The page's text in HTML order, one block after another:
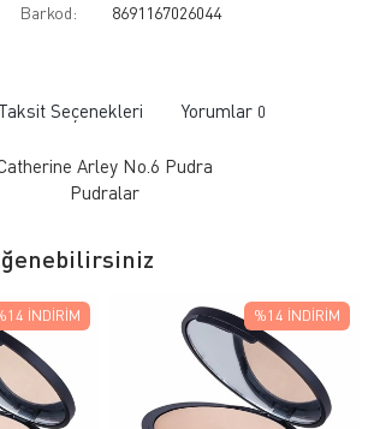
Barkod:
8691167026044
Taksit Seçenekleri Yorumlar 0
Arley No.6 Pudra
Pudralar
İNDIRIM %14 İNDIRIM